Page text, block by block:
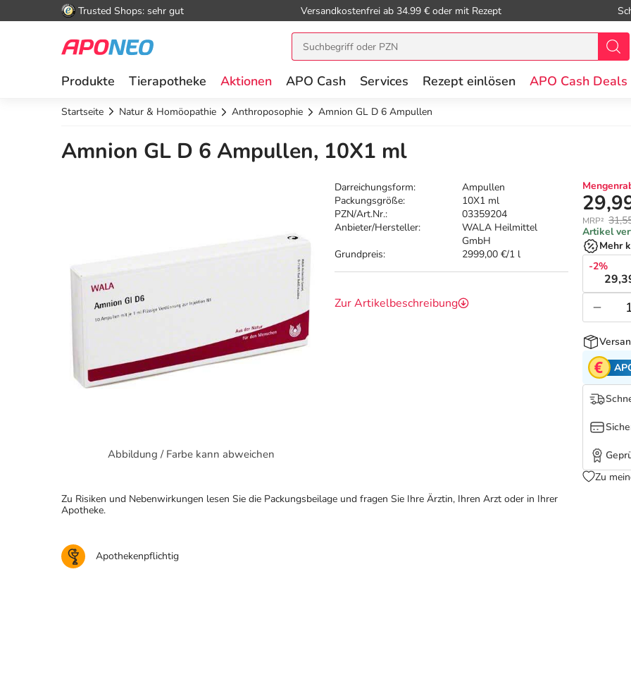
Trusted Shops: sehr gut Versandkostenfrei ab 34.99 € oder mit Rezept
Produkte Tierapotheke Aktionen APO Cash Services Rezept einlösen APO Cash Deals
Startseite Natur & Homöopathie Anthroposophie Amnion GL D 6 Ampullen
Amnion GL D 6 Ampullen, 10X1 ml
Abbildung / Farbe kann abweichen
Darreichungsform:
Ampullen
Packungsgröße:
10X1 ml
PZN/Art.Nr.:
03359204
Anbieter/Hersteller:
WALA Heilmittel
GmbH
Grundpreis:
2999,00 €/1 l
Zur Artikelbeschreibung
MRP²
Artikel
Mehr
-2%
Zu
Zu Risiken und Nebenwirkungen lesen Sie die Packungsbeilage und fragen Sie Ihre Ärztin, Ihren Arzt oder in Ihrer
Apotheke.
Apothekenpflichtig